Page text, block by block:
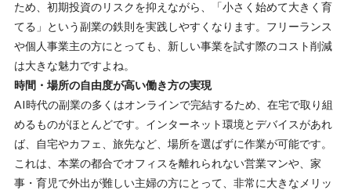
ため、初期投資のリスクを抑えながら、
「小さく始めて大きく育
てる」 という副業の鉄則を実践しやすくなります。フリーランス
や個人事業主の方にとっても、新しい事業を試す際のコスト削減
は大きな魅力ですよね。
時間・場所の自由度が高い働き方の実現
AI時代の副業の多くはオンラインで完結するため、在宅で取り組
めるものがほとんどです。インターネット環境とデバイスがあれ
ば、自宅やカフェ、旅先など、場所を選ばずに作業が可能です。
これは、本業の都合でオフィスを離れられない営業マンや、家
事・育児で外出が難しい主婦の方にとって、非常に大きなメリッ